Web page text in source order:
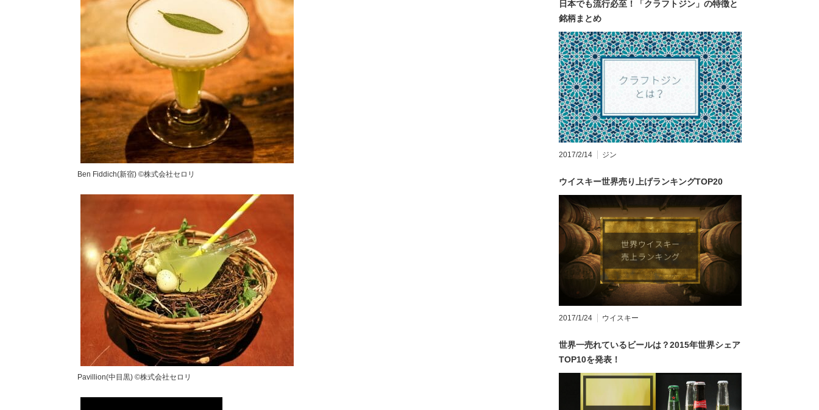
Ben Fiddich(新宿) ©︎株式会社セロリ
Pavillion(中目黒) ©︎株式会社セロリ
日本でも流行必至！「クラフトジン」の特徴と
銘柄まとめ
2017/2/14 ジン
ウイスキー世界売り上げランキングTOP20
2017/1/24 ウイスキー
世界一売れているビールは？2015年世界シェア
TOP10を発表！